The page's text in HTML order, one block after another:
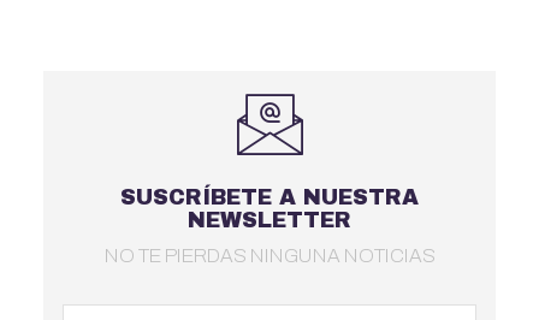
SUSCRÍBETE A NUESTRA
NEWSLETTER
NO TE PIERDAS NINGUNA NOTICIAS